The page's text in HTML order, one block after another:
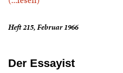
Heft 215, Februar 1966
Der Essayist